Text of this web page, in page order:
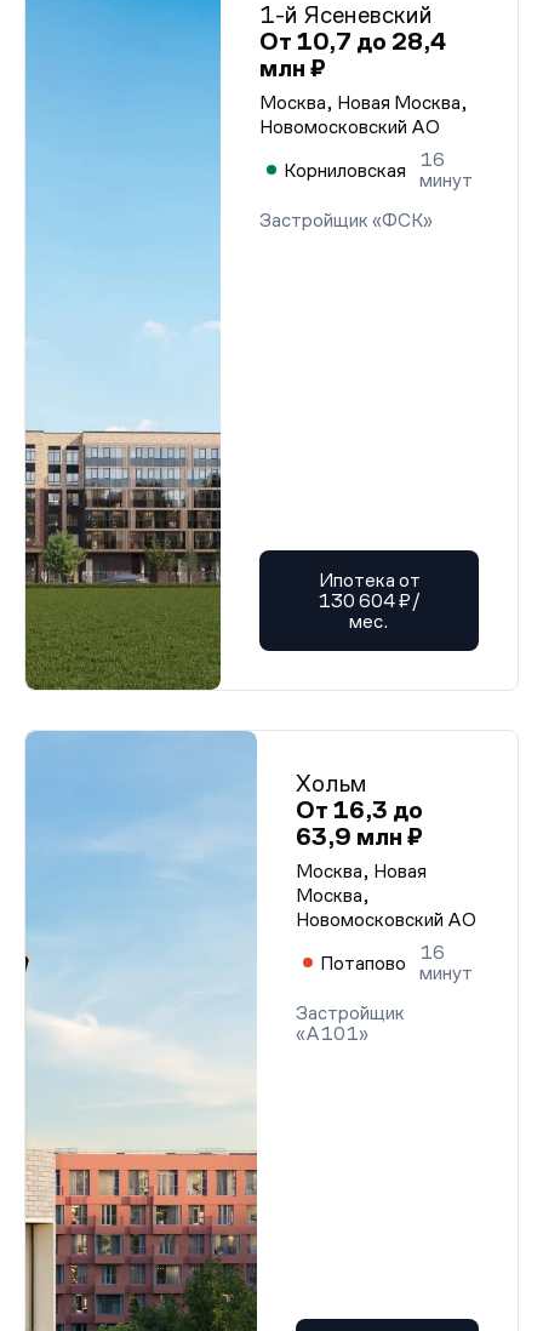
1-й Ясеневский
От 10,7 до 28,4
млн ₽
Москва, Новая Москва,
Новомосковский АО
Корниловская
16
минут
Застройщик «ФСК»
Ипотека от
130 604 ₽/
мес.
Хольм
От 16,3 до
63,9 млн ₽
Москва, Новая
Москва,
Новомосковский АО
Потапово
16
минут
Застройщик
«А101»